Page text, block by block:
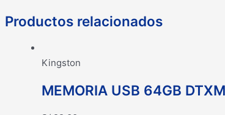
Productos relacionados
Kingston
MEMORIA USB 64GB